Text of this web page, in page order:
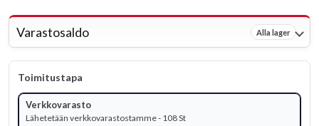
Varastosaldo Alla lager
Toimitustapa
Verkkovarasto
Lähetetään verkkovarastostamme - 108 St